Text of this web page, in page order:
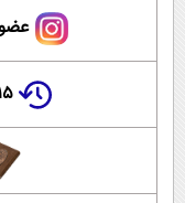
۱۵ سال پیش